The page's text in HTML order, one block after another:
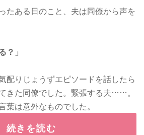
たある日のこと、夫は同僚から声を
？」
配りじょうずエピソードを話したら
きた同僚でした。緊張する夫……。
葉は意外なものでした。
続きを読む